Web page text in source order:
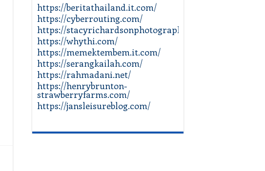
https://beritathailand.it.com/
https://cyberrouting.com/
https://stacyrichardsonphotography.com/
https://whythi.com/
https://memektembem.it.com/
https://serangkailah.com/
https://rahmadani.net/
https://henrybrunton-
strawberryfarms.com/
https://jansleisureblog.com/